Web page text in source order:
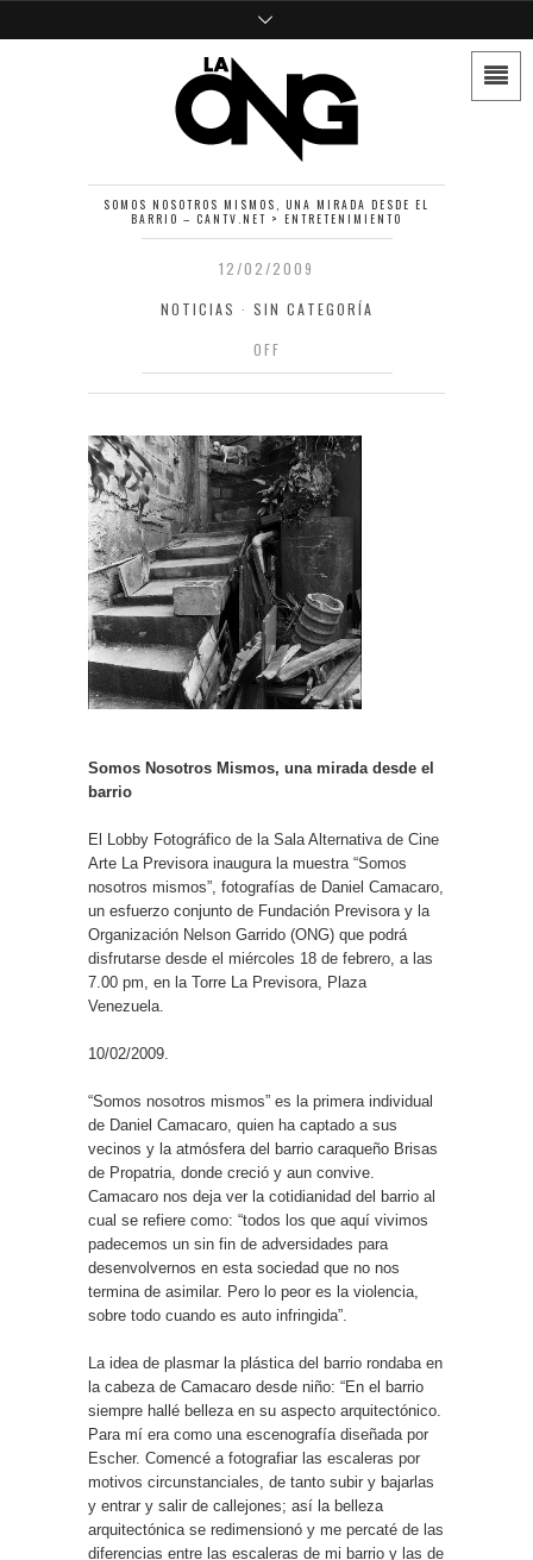
SOMOS NOSOTROS MISMOS, UNA MIRADA DESDE EL
BARRIO – CANTV.NET > ENTRETENIMIENTO
12/02/2009
NOTICIAS · SIN CATEGORÍA
OFF
Somos Nosotros Mismos, una mirada desde el
barrio
El Lobby Fotográfico de la Sala Alternativa de Cine
Arte La Previsora inaugura la muestra “Somos
nosotros mismos”, fotografías de Daniel Camacaro,
un esfuerzo conjunto de Fundación Previsora y la
Organización Nelson Garrido (ONG) que podrá
disfrutarse desde el miércoles 18 de febrero, a las
7.00 pm, en la Torre La Previsora, Plaza
Venezuela.
10/02/2009.
“Somos nosotros mismos” es la primera individual
de Daniel Camacaro, quien ha captado a sus
vecinos y la atmósfera del barrio caraqueño Brisas
de Propatria, donde creció y aun convive.
Camacaro nos deja ver la cotidianidad del barrio al
cual se refiere como: “todos los que aquí vivimos
padecemos un sin fin de adversidades para
desenvolvernos en esta sociedad que no nos
termina de asimilar. Pero lo peor es la violencia,
sobre todo cuando es auto infringida”.
La idea de plasmar la plástica del barrio rondaba en
la cabeza de Camacaro desde niño: “En el barrio
siempre hallé belleza en su aspecto arquitectónico.
Para mí era como una escenografía diseñada por
Escher. Comencé a fotografiar las escaleras por
motivos circunstanciales, de tanto subir y bajarlas
y entrar y salir de callejones; así la belleza
arquitectónica se redimensionó y me percaté de las
diferencias entre las escaleras de mi barrio y las de